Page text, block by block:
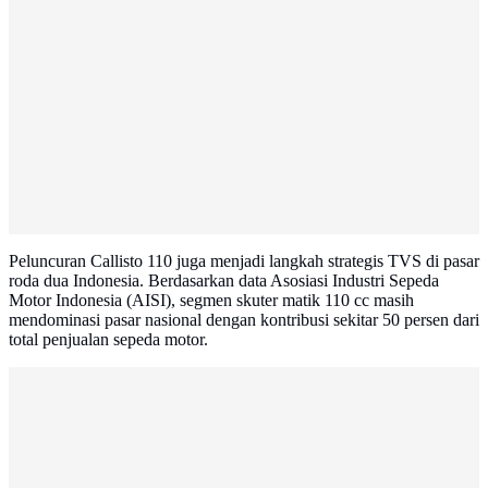
Peluncuran Callisto 110 juga menjadi langkah strategis TVS di pasar
roda dua Indonesia. Berdasarkan data Asosiasi Industri Sepeda
Motor Indonesia (AISI), segmen skuter matik 110 cc masih
mendominasi pasar nasional dengan kontribusi sekitar 50 persen dari
total penjualan sepeda motor.